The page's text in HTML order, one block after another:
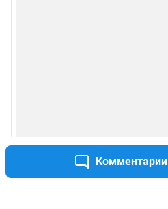
Комментарии